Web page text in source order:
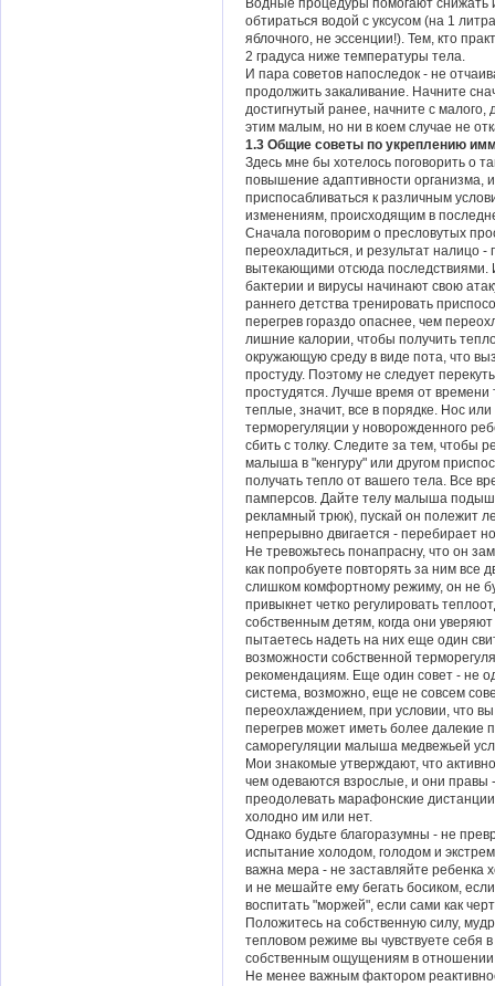
Водные процедуры помогают снижать
обтираться водой с уксусом (на 1
яблочного, не эссенции!). Тем, кто
2 градуса ниже температуры тела.
И пара советов напоследок - не
продолжить закаливание. Начните
достигнутый ранее, начните с
этим малым, но ни в коем случае не
1.3 Общие советы по укреплению
Здесь мне бы хотелось поговорить о
повышение адаптивности организма,
приспосабливаться к различным
изменениям, происходящим в
Сначала поговорим о пресловутых
переохладиться, и результат налицо -
вытекающими отсюда последствиями.
бактерии и вирусы начинают свою
раннего детства тренировать
перегрев гораздо опаснее, чем
лишние калории, чтобы получить
окружающую среду в виде пота, что
простуду. Поэтому не следует
простудятся. Лучше время от времени
теплые, значит, все в порядке. Нос
терморегуляции у новорожденного
сбить с толку. Следите за тем, чтобы
малыша в "кенгуру" или другом
получать тепло от вашего тела. Все
памперсов. Дайте телу малыша
рекламный трюк), пускай он полежит
непрерывно двигается - перебирает
Не тревожьтесь понапрасну, что он
как попробуете повторять за ним все
слишком комфортному режиму, он не
привыкнет четко регулировать
собственным детям, когда они
пытаетесь надеть на них еще один
возможности собственной
рекомендациям. Еще один совет - не
система, возможно, еще не совсем
переохлаждением, при условии, что
перегрев может иметь более
саморегуляции малыша медвежьей
Мои знакомые утверждают, что
чем одеваются взрослые, и они правы
преодолевать марафонские
холодно им или нет.
Однако будьте благоразумны - не
испытание холодом, голодом и
важна мера - не заставляйте ребенка
и не мешайте ему бегать босиком,
воспитать "моржей", если сами как
Положитесь на собственную силу,
тепловом режиме вы чувствуете себя
собственным ощущениям в отношении
Не менее важным фактором